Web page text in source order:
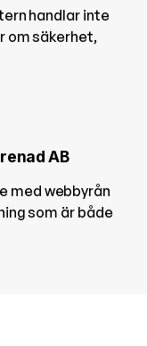
handlar inte
om säkerhet,
AB
med webbyrån
som är både